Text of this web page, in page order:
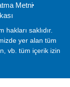
Metni
saklıdır.
yer alan tüm
vb. tüm içerik izin